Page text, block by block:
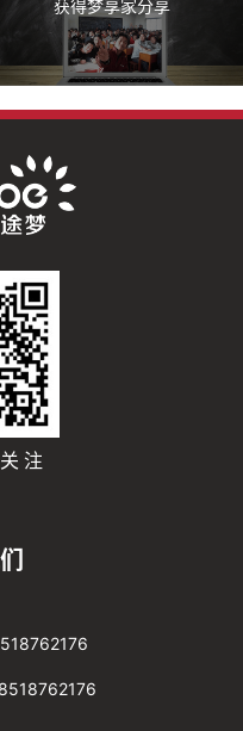
获得梦享家分享
注